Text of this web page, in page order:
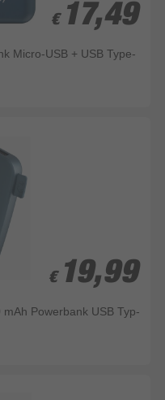
€ 17,49
€ 17,49
Micro-USB + USB Type-
€ 19,99
€ 19,99
Powerbank USB Typ-